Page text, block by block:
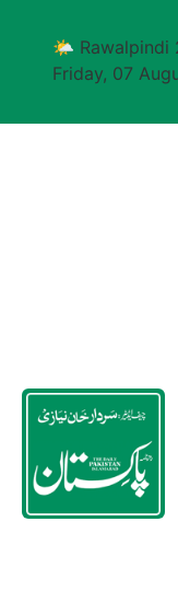
🌤 Rawalpindi
Friday, 07